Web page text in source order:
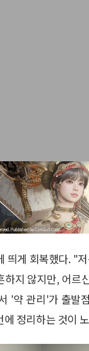
띄게 회복했다. "
하지 않지만, 어르
'약 관리'가 출발
정리하는 것이